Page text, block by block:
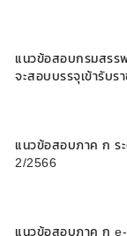
แนวข้อสอบกรมสรร
จะสอบบรรจุเข้ารับ
แนวข้อสอบภาค ก ร
2/2566
แนวข้อสอบภาค ก